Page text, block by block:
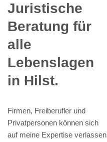
Juristische
Beratung für
alle
Lebenslagen
in Hilst.
Firmen, Freiberufler und
Privatpersonen können sich
auf meine Expertise verlassen